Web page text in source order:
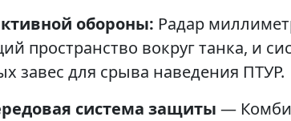
обороны: Радар
пространство вокруг танка, и
завес для срыва наведения ПТУР.
система защиты —